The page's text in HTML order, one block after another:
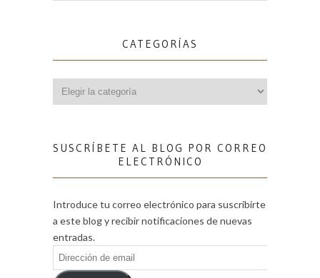
CATEGORÍAS
SUSCRÍBETE AL BLOG POR CORREO
ELECTRÓNICO
Introduce tu correo electrónico para suscribirte
a este blog y recibir notificaciones de nuevas
entradas.
Dirección
de